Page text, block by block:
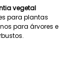
vegetal
para plantas
para árvores e